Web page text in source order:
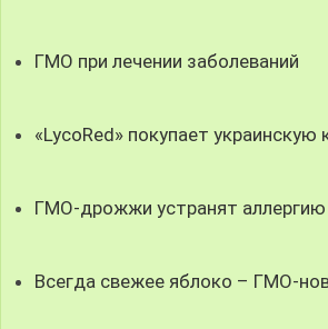
ГМО при лечении заболеваний
«LycoRed» покупает
ГМО-дрожжи устранят аллергию
Всегда свежее яблоко – ГМО-